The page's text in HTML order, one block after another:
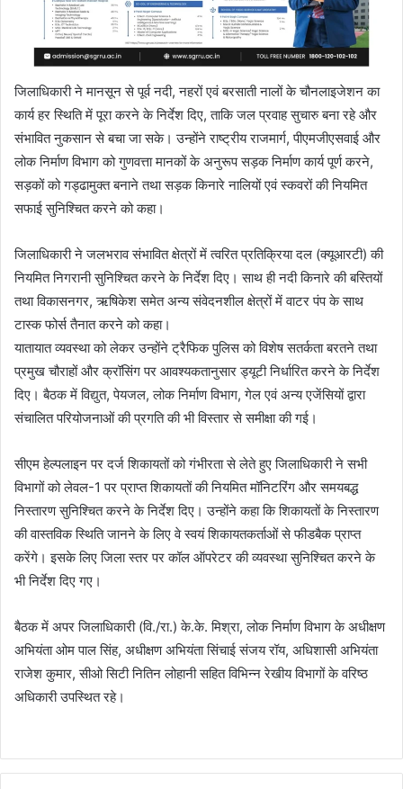
जिलाधिकारी ने मानसून से पूर्व नदी, नहरों एवं बरसाती नालों के चौनलाइजेशन का
कार्य हर स्थिति में पूरा करने के निर्देश दिए, ताकि जल प्रवाह सुचारु बना रहे और
संभावित नुकसान से बचा जा सके। उन्होंने राष्ट्रीय राजमार्ग, पीएमजीएसवाई और
लोक निर्माण विभाग को गुणवत्ता मानकों के अनुरूप सड़क निर्माण कार्य पूर्ण करने,
सड़कों को गड्ढामुक्त बनाने तथा सड़क किनारे नालियों एवं स्कवरों की नियमित
सफाई सुनिश्चित करने को कहा।
जिलाधिकारी ने जलभराव संभावित क्षेत्रों में त्वरित प्रतिक्रिया दल (क्यूआरटी) की
नियमित निगरानी सुनिश्चित करने के निर्देश दिए। साथ ही नदी किनारे की बस्तियों
तथा विकासनगर, ऋषिकेश समेत अन्य संवेदनशील क्षेत्रों में वाटर पंप के साथ
टास्क फोर्स तैनात करने को कहा।
यातायात व्यवस्था को लेकर उन्होंने ट्रैफिक पुलिस को विशेष सतर्कता बरतने तथा
प्रमुख चौराहों और क्रॉसिंग पर आवश्यकतानुसार ड्यूटी निर्धारित करने के निर्देश
दिए। बैठक में विद्युत, पेयजल, लोक निर्माण विभाग, गेल एवं अन्य एजेंसियों द्वारा
संचालित परियोजनाओं की प्रगति की भी विस्तार से समीक्षा की गई।
सीएम हेल्पलाइन पर दर्ज शिकायतों को गंभीरता से लेते हुए जिलाधिकारी ने सभी
विभागों को लेवल-1 पर प्राप्त शिकायतों की नियमित मॉनिटरिंग और समयबद्ध
निस्तारण सुनिश्चित करने के निर्देश दिए। उन्होंने कहा कि शिकायतों के निस्तारण
की वास्तविक स्थिति जानने के लिए वे स्वयं शिकायतकर्ताओं से फीडबैक प्राप्त
करेंगे। इसके लिए जिला स्तर पर कॉल ऑपरेटर की व्यवस्था सुनिश्चित करने के
भी निर्देश दिए गए।
बैठक में अपर जिलाधिकारी (वि./रा.) के.के. मिश्रा, लोक निर्माण विभाग के अधीक्षण
अभियंता ओम पाल सिंह, अधीक्षण अभियंता सिंचाई संजय रॉय, अधिशासी अभियंता
राजेश कुमार, सीओ सिटी नितिन लोहानी सहित विभिन्न रेखीय विभागों के वरिष्ठ
अधिकारी उपस्थित रहे।